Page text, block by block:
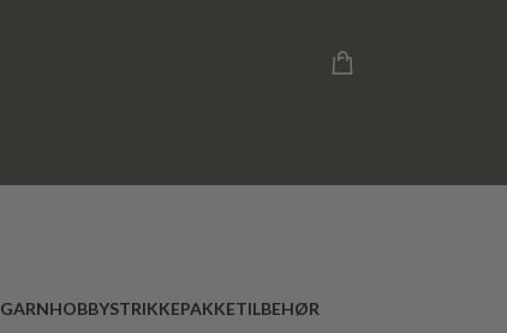
GARNHOBBYSTRIKKEPAKKETILBEHØR